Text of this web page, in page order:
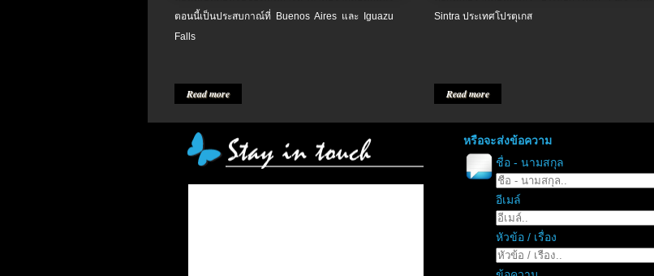
ตอนนี้เป็นประสบกาณ์ที่ Buenos Aires และ Iguazu
Falls
Read more
Sintra ประเทศโปรตุเกส
Read more
หรือจะส่งข้อความ
ชื่อ - นามสกุล
อีเมล์
หัวข้อ / เรื่อง